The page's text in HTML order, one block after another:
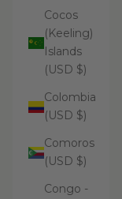
Cocos
(Keeling)
Islands
(USD $)
Colombia
(USD $)
Comoros
(USD $)
Congo -